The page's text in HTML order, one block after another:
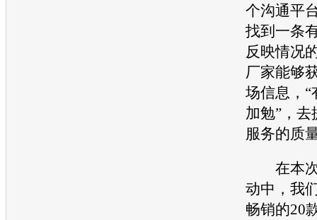
个沟通平
找到一条
反映情况
厂家能够
场信息，“
加勉”，
服务的质
在本次
动中，我
畅销的20